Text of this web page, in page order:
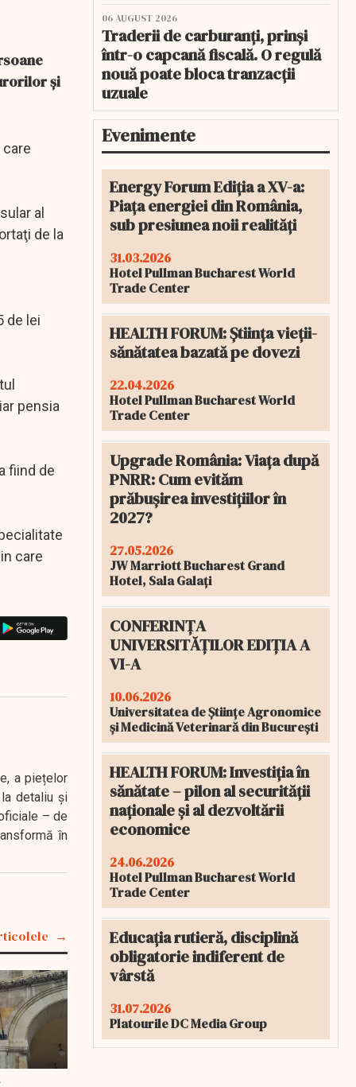
şi
al
de la
de lei
pensia
fiind de
care
a piețelor
detaliu și
– de
în
06 AUGUST 2026
Traderii de carburanți, prinși
într-o capcană fiscală. O regulă
nouă poate bloca tranzacții
uzuale
Evenimente
Energy Forum Ediția a XV-a:
Piața energiei din România,
sub presiunea noii realități
31.03.2026
Hotel Pullman Bucharest World
Trade Center
HEALTH FORUM: Știința vieții-
sănătatea bazată pe dovezi
22.04.2026
Hotel Pullman Bucharest World
Trade Center
Upgrade România: Viața după
PNRR: Cum evităm
prăbușirea investițiilor în
2027?
27.05.2026
JW Marriott Bucharest Grand
Hotel, Sala Galați
CONFERINȚA
UNIVERSITĂȚILOR EDIȚIA A
VI-A
10.06.2026
Universitatea de Științe Agronomice
și Medicină Veterinară din București
HEALTH FORUM: Investiția în
sănătate – pilon al securității
naționale și al dezvoltării
economice
24.06.2026
Hotel Pullman Bucharest World
Trade Center
Educația rutieră, disciplină
obligatorie indiferent de
vârstă
31.07.2026
Platourile DC Media Group